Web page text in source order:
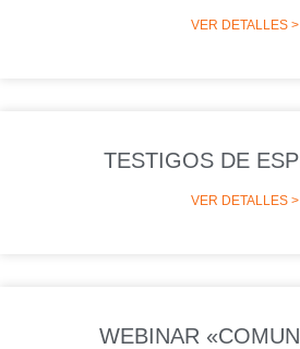
VER DETALLES >
TESTIGOS DE
VER DETALLES >
WEBINAR